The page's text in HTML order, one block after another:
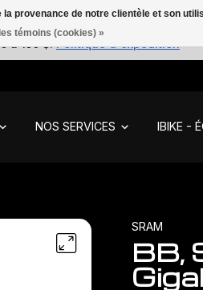
à 150 $.Politique d'expédition
NOS SERVICES IBIKE -
SRAM
BB,
provenance de notre clientèle et son
témoins (cookies) »